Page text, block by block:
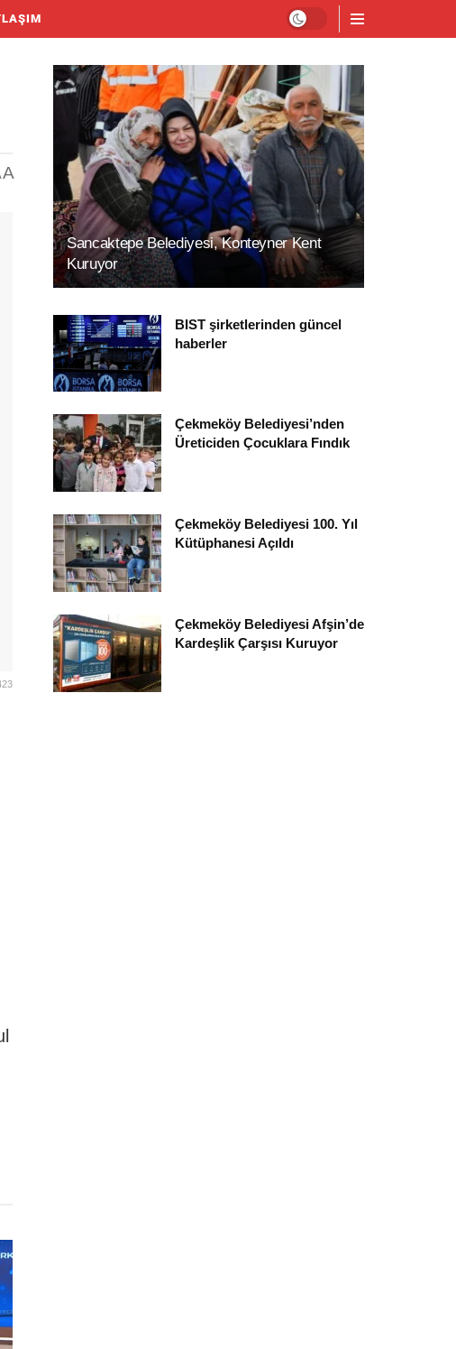
A
Sancaktepe Belediyesi, Konteyner Kent
Kuruyor
BIST şirketlerinden güncel
haberler
Çekmeköy Belediyesi’nden
Üreticiden Çocuklara Fındık
Çekmeköy Belediyesi 100. Yıl
Kütüphanesi Açıldı
Çekmeköy Belediyesi Afşin’de
Kardeşlik Çarşısı Kuruyor